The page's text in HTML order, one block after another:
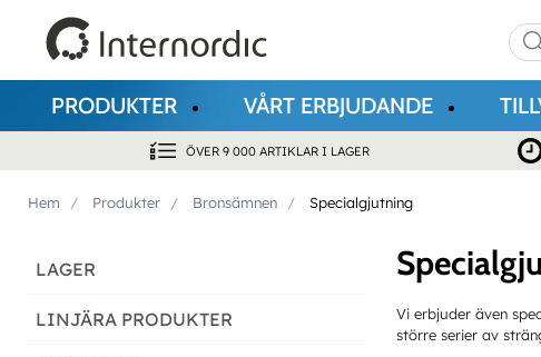
PRODUKTER VÅRT ERBJUDANDE
ÖVER 9 000 ARTIKLAR I LAGER
Hem Produkter Bronsämnen Specialgjutning
LAGER
LINJÄRA PRODUKTER
Vi erbjuder även
större serier av